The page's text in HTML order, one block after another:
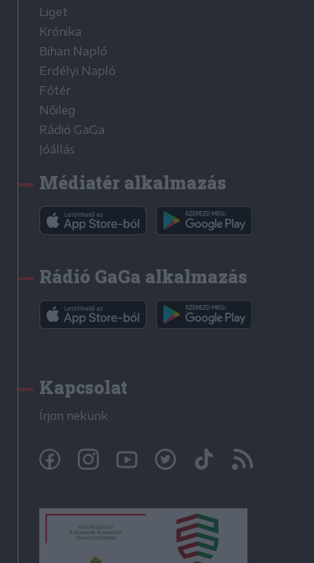
Liget
Krónika
Bihari Napló
Erdélyi Napló
Főtér
Nőileg
Rádió GaGa
Jóállás
Médiatér alkalmazás
Rádió GaGa alkalmazás
Kapcsolat
Írjon nekünk